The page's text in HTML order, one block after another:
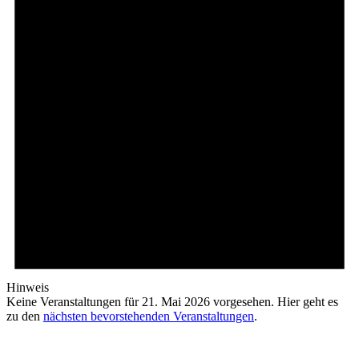
Hinweis
Keine Veranstaltungen für 21. Mai 2026 vorgesehen. Hier geht es
zu den nächsten bevorstehenden Veranstaltungen.